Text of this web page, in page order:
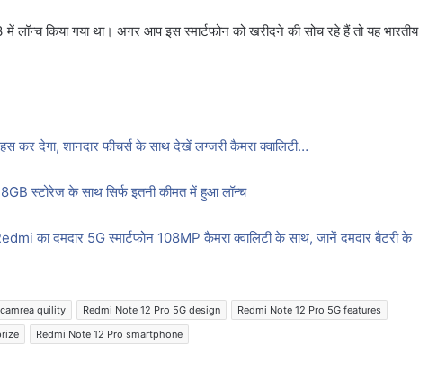
लॉन्च किया गया था। अगर आप इस स्मार्टफोन को खरीदने की सोच रहे हैं तो यह भारतीय
देगा, शानदार फीचर्स के साथ देखें लग्जरी कैमरा क्वालिटी…
स्टोरेज के साथ सिर्फ इतनी कीमत में हुआ लॉन्च
दमदार 5G स्मार्टफोन 108MP कैमरा क्वालिटी के साथ, जानें दमदार बैटरी के
quility Redmi Note 12 Pro 5G design
Redmi Note 12 Pro 5G features
Redmi Note 12 Pro smartphone